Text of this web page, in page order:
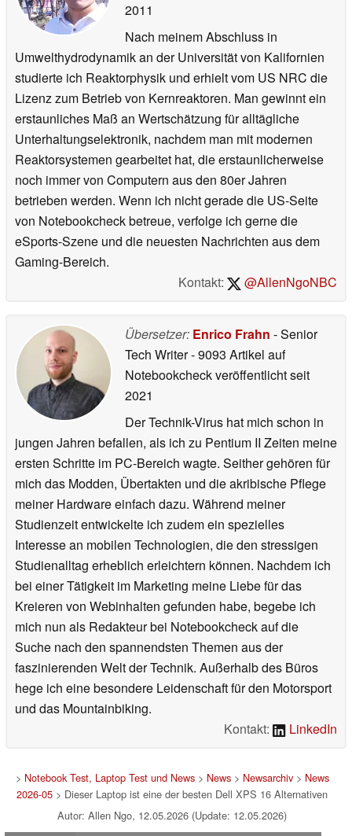
2011
Nach meinem Abschluss in
Umwelthydrodynamik an der Universität von Kalifornien
studierte ich Reaktorphysik und erhielt vom US NRC die
Lizenz zum Betrieb von Kernreaktoren. Man gewinnt ein
erstaunliches Maß an Wertschätzung für alltägliche
Unterhaltungselektronik, nachdem man mit modernen
Reaktorsystemen gearbeitet hat, die erstaunlicherweise
noch immer von Computern aus den 80er Jahren
betrieben werden. Wenn ich nicht gerade die US-Seite
von Notebookcheck betreue, verfolge ich gerne die
eSports-Szene und die neuesten Nachrichten aus dem
Gaming-Bereich.
Kontakt:
@AllenNgoNBC
Übersetzer: Enrico Frahn - Senior
Tech Writer- 9093 Artikel auf
Notebookcheck veröffentlichtseit
2021
Der Technik-Virus hat mich schon in
jungen Jahren befallen, als ich zu Pentium II Zeiten meine
ersten Schritte im PC-Bereich wagte. Seither gehören für
mich das Modden, Übertakten und die akribische Pflege
meiner Hardware einfach dazu. Während meiner
Studienzeit entwickelte ich zudem ein spezielles
Interesse an mobilen Technologien, die den stressigen
Studienalltag erheblich erleichtern können. Nachdem ich
bei einer Tätigkeit im Marketing meine Liebe für das
Kreieren von Webinhalten gefunden habe, begebe ich
mich nun als Redakteur bei Notebookcheck auf die
Suche nach den spannendsten Themen aus der
faszinierenden Welt der Technik. Außerhalb des Büros
hege ich eine besondere Leidenschaft für den Motorsport
und das Mountainbiking.
Kontakt:
LinkedIn
> Notebook Test, Laptop Test und News> News> Newsarchiv> News
2026-05 > Dieser Laptop ist eine der besten Dell XPS 16 Alternativen
Autor: Allen Ngo, 12.05.2026 (Update: 12.05.2026)